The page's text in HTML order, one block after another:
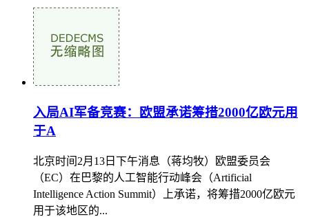
入局AI军备竞赛：欧盟承诺筹措2000亿欧元用
于A
北京时间2月13日下午消息（蒋均牧）欧盟委员会
（EC）在巴黎的人工智能行动峰会（Artificial
Intelligence Action Summit）上承诺，将筹措2000亿欧元
用于该地区的...